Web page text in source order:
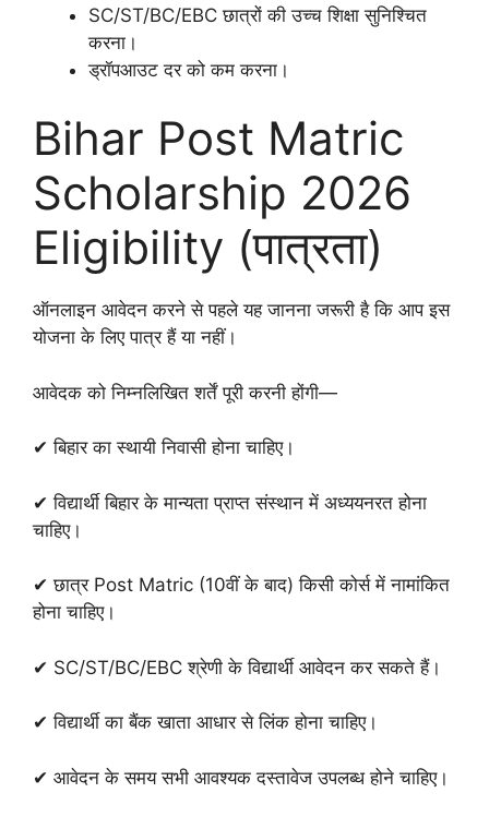
SC/ST/BC/EBC छात्रों की उच्च शिक्षा सुनिश्चित
करना।
ड्रॉपआउट दर को कम करना।
Bihar Post Matric
Scholarship 2026
Eligibility (पात्रता)
ऑनलाइन आवेदन करने से पहले यह जानना जरूरी है कि आप इस
योजना के लिए पात्र हैं या नहीं।
आवेदक को निम्नलिखित शर्तें पूरी करनी होंगी—
✔ बिहार का स्थायी निवासी होना चाहिए।
✔ विद्यार्थी बिहार के मान्यता प्राप्त संस्थान में अध्ययनरत होना
चाहिए।
✔ छात्र Post Matric (10वीं के बाद) किसी कोर्स में नामांकित
होना चाहिए।
✔ SC/ST/BC/EBC श्रेणी के विद्यार्थी आवेदन कर सकते हैं।
✔ विद्यार्थी का बैंक खाता आधार से लिंक होना चाहिए।
✔ आवेदन के समय सभी आवश्यक दस्तावेज उपलब्ध होने चाहिए।